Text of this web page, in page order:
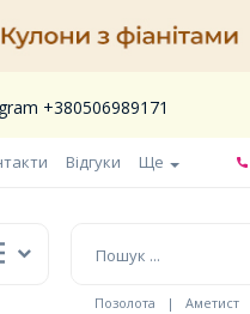
+380506989171
Відгуки Ще
Позолота | Аметист